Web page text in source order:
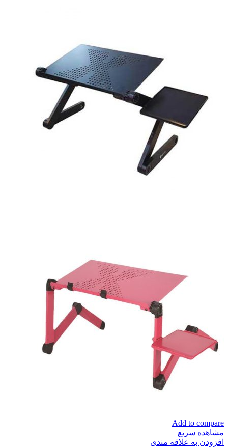
Add to compare
مشاهده سریع
افزودن به علاقه مندی